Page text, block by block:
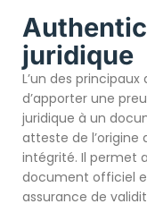
juridique
L’un des
d’apporter une
juridique à un
atteste de
intégrité. Il permet
document officiel
assurance de